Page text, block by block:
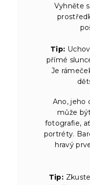
Vyhněte
Tip:
přímé
Je
Ano, jeho
může
fotografie,
portréty.
hravý
Tip: